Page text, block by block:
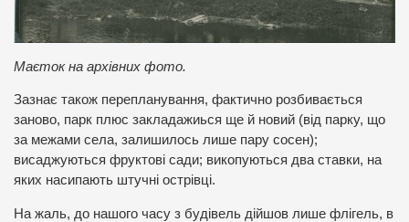
Маєток на архівних фото.
Зазнає також перепланування, фактично розбивається
заново, парк плюс закладажиься ще й новий (від парку, що
за межами села, залишилось лише пару сосен);
висаджуються фруктові сади; викопуються два ставки, на
яких насипають штучні острівці.
На жаль, до нашого часу з будівель дійшов лише флігель, в